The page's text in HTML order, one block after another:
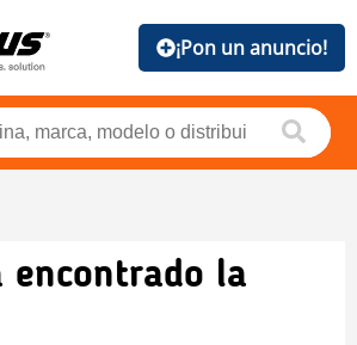
¡Pon un anuncio!
encontrado la